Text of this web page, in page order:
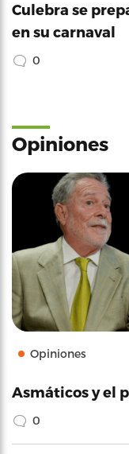
Culebra se
en su carnaval
0
Opiniones
Opiniones
Asmáticos y el
0